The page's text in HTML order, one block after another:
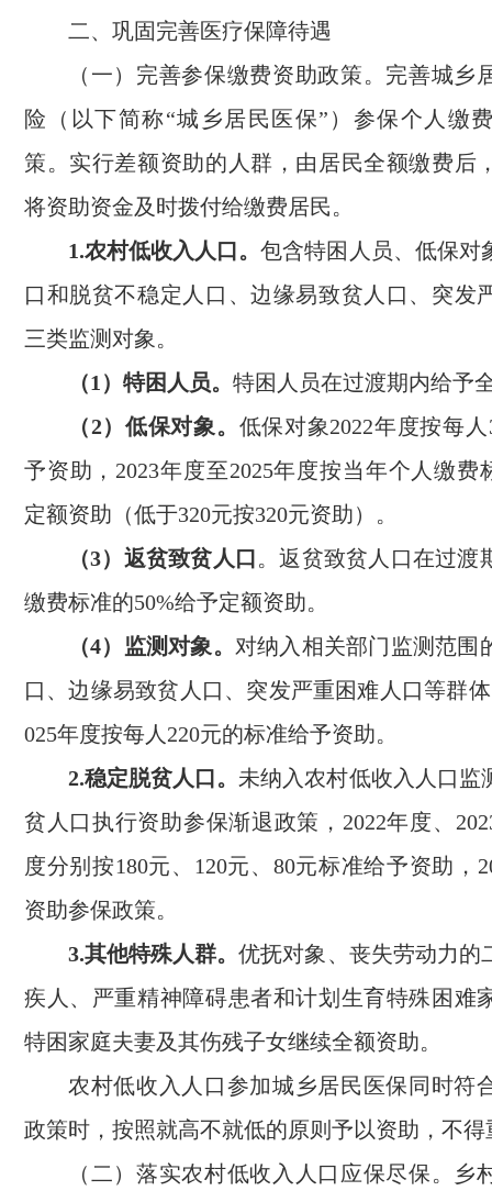
二、巩固完善医疗保障待遇
（一）完善参保缴费资助政策。完善城乡
险（以下简称“城乡居民医保”）参保个人缴
策。实行差额资助的人群，由居民全额缴费后
将资助资金及时拨付给缴费居民。
1.农村低收入人口。包含特困人员、低保对
口和脱贫不稳定人口、边缘易致贫人口、突发
三类监测对象。
（1）特困人员。 特困人员在过渡期内给予
（2）低保对象。 低保对象2022年度按每
予资助，2023年度至2025年度按当年个人缴费
定额资助（低于320元按320元资助）。
（3）返贫致贫人口 。返贫致贫人口在过渡
缴费标准的50%给予定额资助。
（4）监测对象。 对纳入相关部门监测范围
口、边缘易致贫人口、突发严重困难人口等群
025年度按每人220元的标准给予资助。
2.稳定脱贫人口。 未纳入农村低收入人口监
贫人口执行资助参保渐退政策，2022年度、
度分别按180元、120元、80元标准给予资助，
资助参保政策。
3.其他特殊人群。优抚对象、丧失劳动力的
疾人、严重精神障碍患者和计划生育特殊困难
特困家庭夫妻及其伤残子女继续全额资助。
农村低收入人口参加城乡居民医保同时符
政策时，按照就高不就低的原则予以资助，不得
（二）落实农村低收入人口应保尽保。乡